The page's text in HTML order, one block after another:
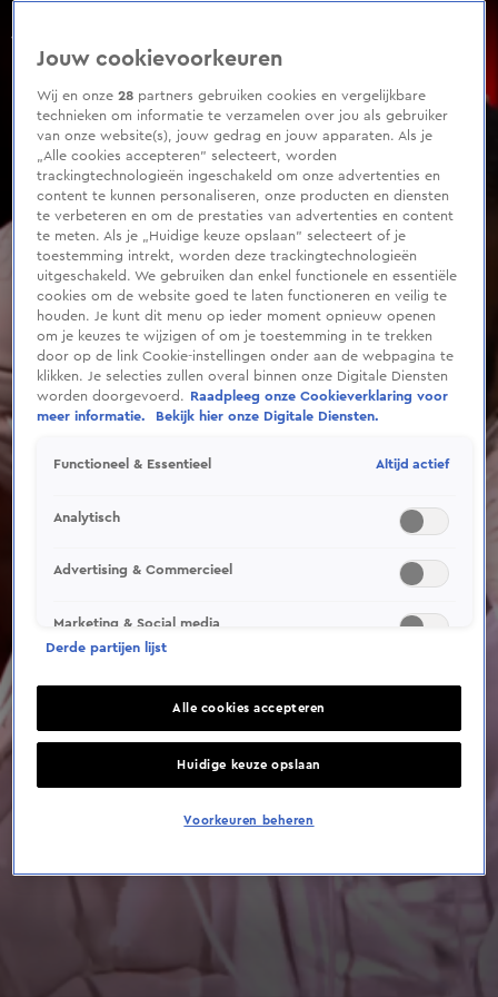
of
Jouw cookievoorkeuren
Wij en onze28 partners gebruiken cookies en vergelijkbare
technieken om informatie te verzamelen over jou als gebruiker
van onze website(s), jouw gedrag en jouw apparaten. Als je
„Alle cookies accepteren” selecteert, worden
trackingtechnologieën ingeschakeld om onze advertenties en
content te kunnen personaliseren, onze producten en diensten
te verbeteren en om de prestaties van advertenties en content
te meten. Als je „Huidige keuze opslaan” selecteert of je
toestemming intrekt, worden deze trackingtechnologieën
uitgeschakeld. We gebruiken dan enkel functionele en essentiële
cookies om de website goed te laten functioneren en veilig te
houden. Je kunt dit menu op ieder moment opnieuw openen
om je keuzes te wijzigen of om je toestemming in te trekken
door op de link Cookie-instellingen onder aan de webpagina te
klikken. Je selecties zullen overal binnen onze Digitale Diensten
worden doorgevoerd.
Raadpleeg onze Cookieverklaring voor
meer informatie.
Bekijk hier onze Digitale Diensten.
Functioneel & Essentieel Altijd actief
Analytisch
Advertising & Commercieel
Marketing & Social media
Derde partijen lijst
Alle cookies accepteren
Huidige keuze opslaan
Voorkeuren beheren